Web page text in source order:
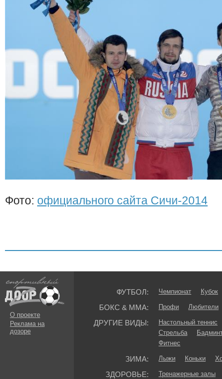
Фото: официального сайта Сичи-2014
О проекте
Реклама на
дозоре
ФУТБОЛ: Чемпионат Кубок
БОКС & ММА: Профи Любители
ДРУГИЕ ВИДЫ:
Настольный теннис
Стрельба
Фитнес
ЗИМА: Лыжи Коньки
ЗДОРОВЬЕ:
Тренажерные залы